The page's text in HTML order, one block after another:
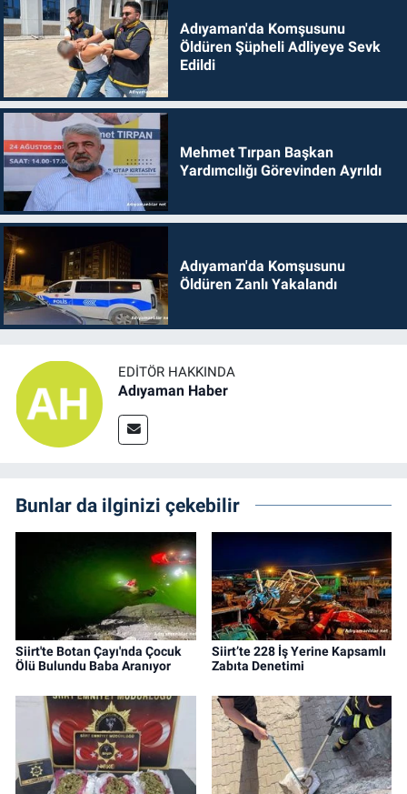
Adıyaman'da Komşusunu
Öldüren Şüpheli Adliyeye Sevk
Edildi
Mehmet Tırpan Başkan
Yardımcılığı Görevinden Ayrıldı
Adıyaman'da Komşusunu
Öldüren Zanlı Yakalandı
EDITÖR HAKKINDA
Adıyaman Haber
Bunlar da ilginizi çekebilir
Siirt'te Botan Çayı'nda Çocuk
Ölü Bulundu Baba Aranıyor
Siirt’te 228 İş Yerine Kapsamlı
Zabıta Denetimi